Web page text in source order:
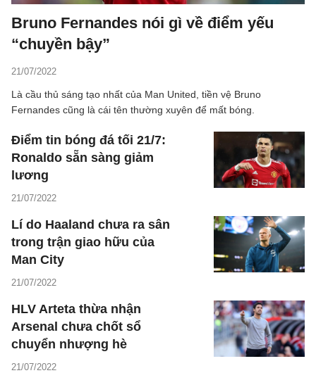
Bruno Fernandes nói gì về điểm yếu
“chuyền bậy”
21/07/2022
Là cầu thủ sáng tạo nhất của Man United, tiền vệ Bruno
Fernandes cũng là cái tên thường xuyên để mất bóng.
Điểm tin bóng đá tối 21/7:
Ronaldo sẵn sàng giảm
lương
21/07/2022
Lí do Haaland chưa ra sân
trong trận giao hữu của
Man City
21/07/2022
HLV Arteta thừa nhận
Arsenal chưa chốt sổ
chuyển nhượng hè
21/07/2022